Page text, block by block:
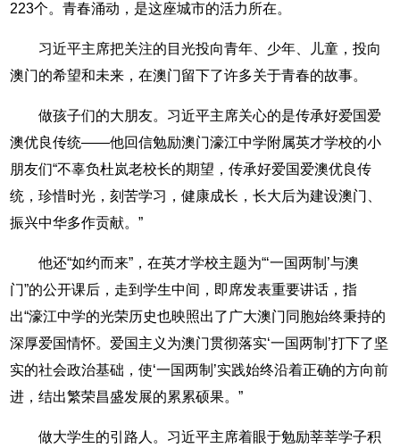
223个。青春涌动，是这座城市的活力所在。
习近平主席把关注的目光投向青年、少年、儿童，投向
澳门的希望和未来，在澳门留下了许多关于青春的故事。
做孩子们的大朋友。习近平主席关心的是传承好爱国爱
澳优良传统——他回信勉励澳门濠江中学附属英才学校的小
朋友们“不辜负杜岚老校长的期望，传承好爱国爱澳优良传
统，珍惜时光，刻苦学习，健康成长，长大后为建设澳门、
振兴中华多作贡献。”
他还“如约而来”，在英才学校主题为“‘一国两制’与澳
门”的公开课后，走到学生中间，即席发表重要讲话，指
出“濠江中学的光荣历史也映照出了广大澳门同胞始终秉持的
深厚爱国情怀。爱国主义为澳门贯彻落实‘一国两制’打下了坚
实的社会政治基础，使‘一国两制’实践始终沿着正确的方向前
进，结出繁荣昌盛发展的累累硕果。”
做大学生的引路人。习近平主席着眼于勉励莘莘学子积